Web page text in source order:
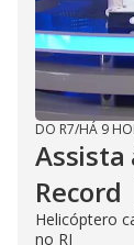
DO R7/HÁ 9
Assista
Helicóptero
no RJ